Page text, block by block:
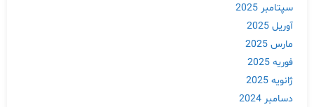
سپتامبر 2025
آوریل 2025
مارس 2025
فوریه 2025
ژانویه 2025
دسامبر 2024